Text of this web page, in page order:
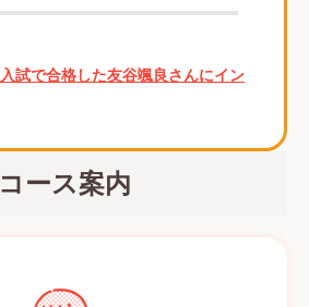
試で合格した友谷颯良さんにイン
コース案内